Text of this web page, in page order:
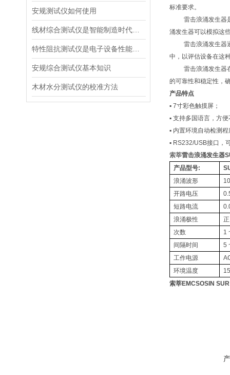
安规测试仪如何使用
安规综合测试仪基本知识
木材水分测试仪的校准方法
标准要求。
雷击浪涌发生器
涌发生器可以模拟这
雷击浪涌发生器
中，以评估设备在这
雷击浪涌发生器
的可靠性和稳定性，
产品特点
▪ 7寸彩色触摸屏；
▪ 支持多国语言，方
▪ 内置环境自动检测
▪ RS232/USB接口，
索莘雷击浪涌发生器
产品型号:
浪涌波形
开路电压
短路电流
浪涌极性
次数
1
间隔时间
5
工作电源
环境温度
索莘EMCSOSIN